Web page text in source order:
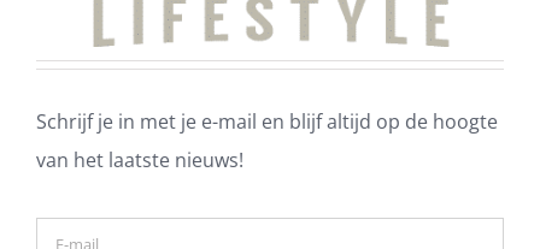
Schrijf je in met je e-mail en blijf altijd op de hoogte
van het laatste nieuws!